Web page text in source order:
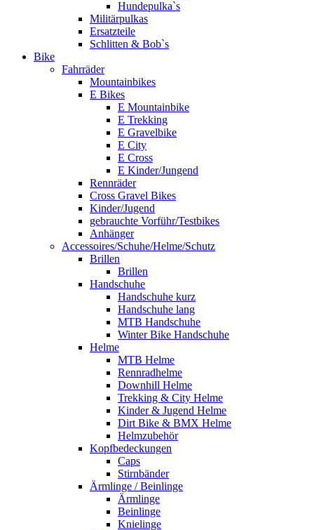
Hundepulka`s
Militärpulkas
Ersatzteile
Schlitten & Bob`s
Bike
Fahrräder
Mountainbikes
E Bikes
E Mountainbike
E Trekking
E Gravelbike
E City
E Cross
E Kinder/Jungend
Rennräder
Cross Gravel Bikes
Kinder/Jugend
gebrauchte Vorführ/Testbikes
Anhänger
Accessoires/Schuhe/Helme/Schutz
Brillen
Brillen
Handschuhe
Handschuhe kurz
Handschuhe lang
MTB Handschuhe
Winter Bike Handschuhe
Helme
MTB Helme
Rennradhelme
Downhill Helme
Trekking & City Helme
Kinder & Jugend Helme
Dirt Bike & BMX Helme
Helmzubehör
Kopfbedeckungen
Caps
Stirnbänder
Ärmlinge / Beinlinge
Ärmlinge
Beinlinge
Knielinge